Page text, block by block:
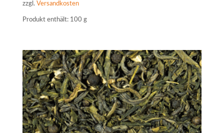
zzgl. Versandkosten
Produkt enthält: 100 g